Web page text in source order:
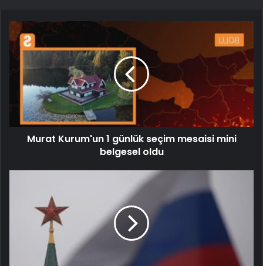
Murat Kurum'un 1 günlük seçim mesaisi mini
belgesel oldu